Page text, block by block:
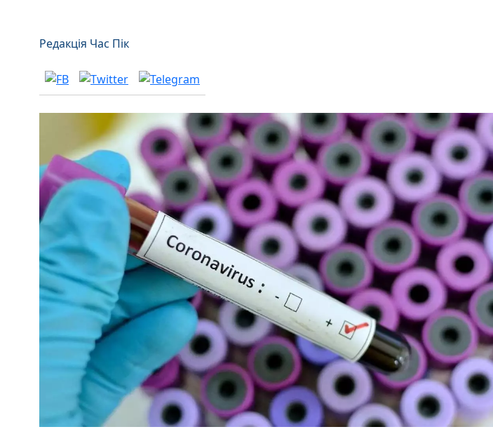
Редакція Час Пік